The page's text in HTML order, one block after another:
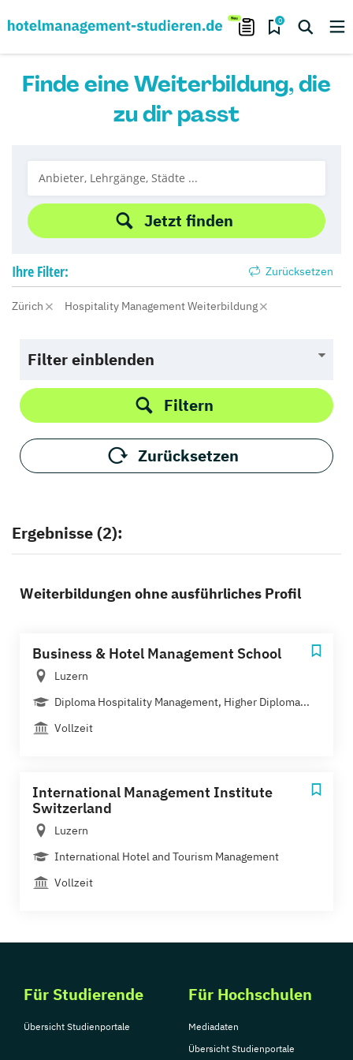
0
Finde eine Weiterbildung, die
zu dir passt
Jetzt finden
Ihre Filter: Zurücksetzen
Zürich Hospitality Management Weiterbildung
Filter einblenden
Filtern
Zurücksetzen
Ergebnisse (2):
Weiterbildungen ohne ausführliches Profil
Business & Hotel Management School
Luzern
Diploma Hospitality Management, Higher Diploma...
Vollzeit
International Management Institute
Switzerland
Luzern
International Hotel and Tourism Management
Vollzeit
Für Studierende
Übersicht Studienportale
Für Hochschulen
Mediadaten
Übersicht Studienportale